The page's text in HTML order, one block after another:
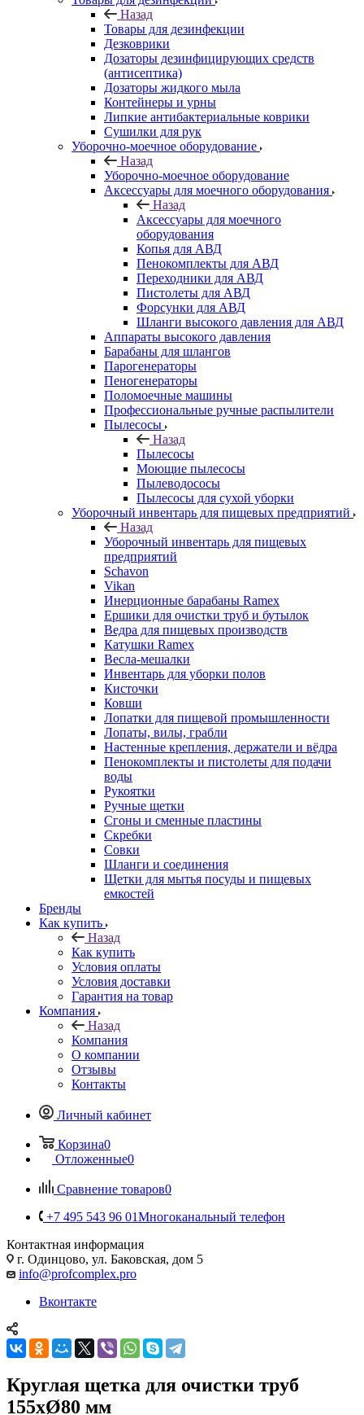
Назад
Товары для дезинфекции
Дезковрики
Дозаторы дезинфицирующих средств
(антисептика)
Дозаторы жидкого мыла
Контейнеры и урны
Липкие антибактериальные коврики
Сушилки для рук
Уборочно-моечное оборудование
Назад
Уборочно-моечное оборудование
Аксессуары для моечного оборудования
Назад
Аксессуары для моечного
оборудования
Копья для АВД
Пенокомплекты для АВД
Переходники для АВД
Пистолеты для АВД
Форсунки для АВД
Шланги высокого давления для АВД
Аппараты высокого давления
Барабаны для шлангов
Парогенераторы
Пеногенераторы
Поломоечные машины
Профессиональные ручные распылители
Пылесосы
Назад
Пылесосы
Моющие пылесосы
Пылеводососы
Пылесосы для сухой уборки
Уборочный инвентарь для пищевых предприятий
Назад
Уборочный инвентарь для пищевых
предприятий
Schavon
Vikan
Инерционные барабаны Ramex
Ершики для очистки труб и бутылок
Ведра для пищевых производств
Катушки Ramex
Весла-мешалки
Инвентарь для уборки полов
Кисточки
Ковши
Лопатки для пищевой промышленности
Лопаты, вилы, грабли
Настенные крепления, держатели и вёдра
Пенокомплекты и пистолеты для подачи
воды
Рукоятки
Ручные щетки
Сгоны и сменные пластины
Скребки
Совки
Шланги и соединения
Щетки для мытья посуды и пищевых
емкостей
Бренды
Как купить
Назад
Как купить
Условия оплаты
Условия доставки
Гарантия на товар
Компания
Назад
Компания
О компании
Отзывы
Контакты
Личный кабинет
Корзина0
Отложенные0
Сравнение товаров0
+7 495 543 96 01Многоканальный телефон
Контактная информация
г. Одинцово, ул. Баковская, дом 5
info@profcomplex.pro
Вконтакте
Круглая щетка для очистки труб
155хØ80 мм